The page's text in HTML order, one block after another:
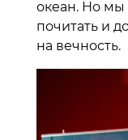
океан. Но мы
почитать и
на вечность.